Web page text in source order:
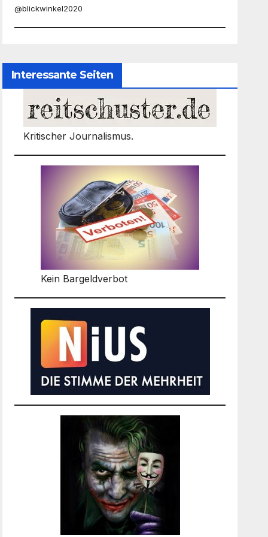
@blickwinkel2020
Interessante Seiten
Kritischer Journalismus.
Kein Bargeldverbot